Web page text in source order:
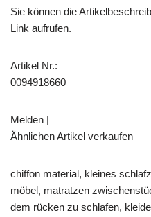
Sie können die
Link aufrufen.
Artikel Nr.:
0094918660
Melden |
Ähnlichen Artikel verkaufen
chiffon material, kleines
möbel, matratzen
dem rücken zu schlafen,